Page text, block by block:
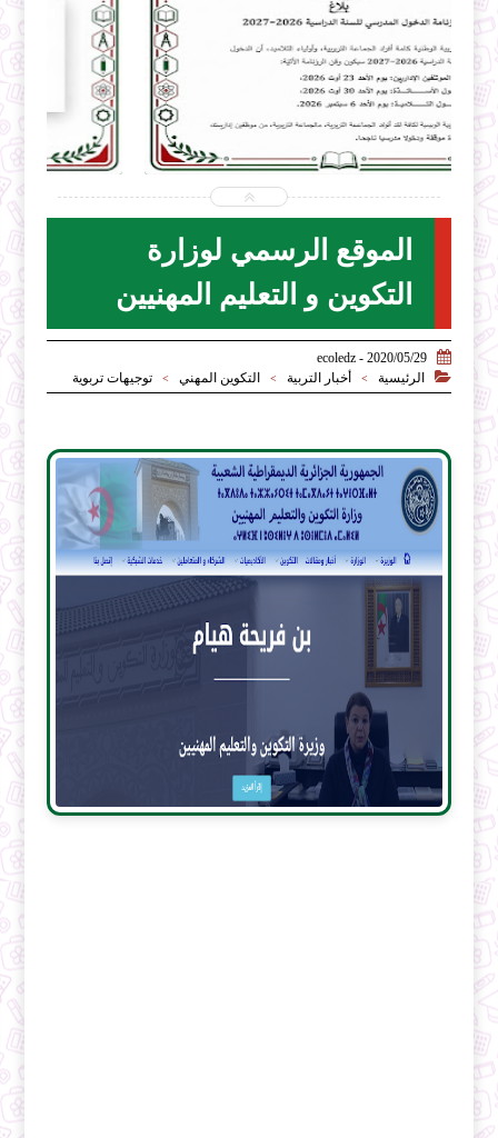
2026-07-31
ecoledz.net
شاهد الموضوع
الموقع الرسمي لوزارة
التكوين و التعليم المهنيين

2020/05/29 - ecoledz

الرئيسية > أخبار التربية > التكوين المهني > توجيهات تربوية